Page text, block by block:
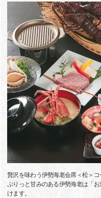
贅沢を味わう伊勢海老会席＜松＞コ
ぷりっと甘みのある伊勢海老は「
けます。